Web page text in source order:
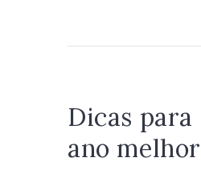
Dicas
ano melhor